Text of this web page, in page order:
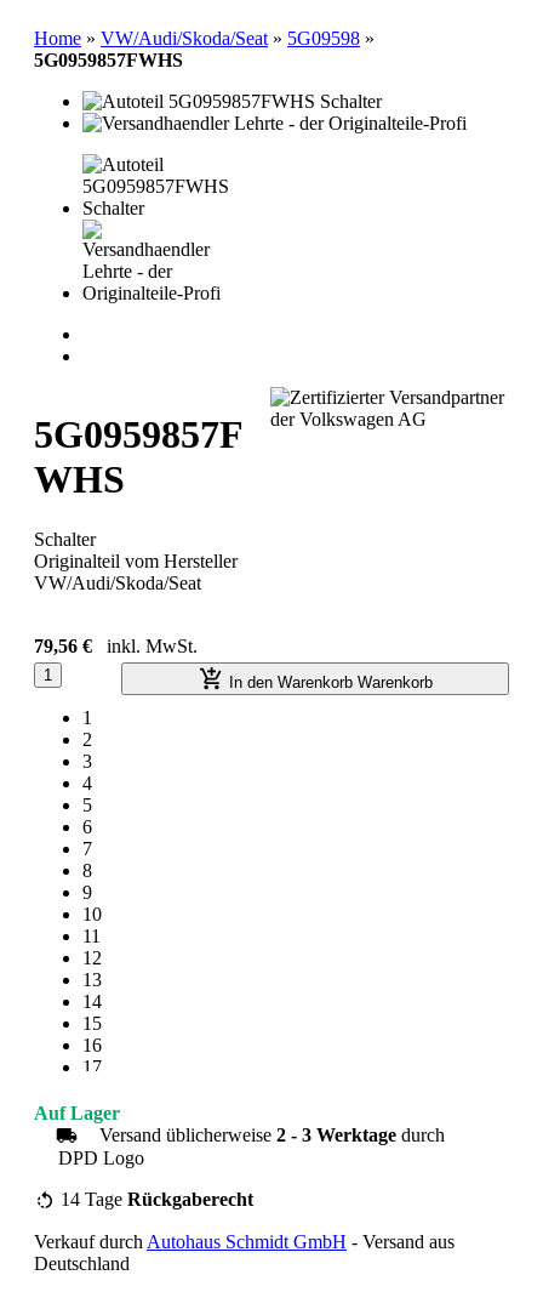
Home » VW/Audi/Skoda/Seat » 5G09598 »
5G0959857FWHS
5G0959857F
WHS
Schalter
Originalteil vom Hersteller
VW/Audi/Skoda/Seat
79,56 € inkl. MwSt.
1
1
2
3
4
5
6
7
8
9
10
11
12
13
14
15
16
17
19
20
21
23
25
In den Warenkorb Warenkorb
Auf Lager
Versand üblicherweise 2 - 3 Werktage durch
14 Tage Rückgaberecht
Verkauf durch Autohaus Schmidt GmbH - Versand aus
Deutschland